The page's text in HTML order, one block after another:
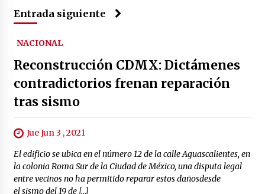
Entrada siguiente
NACIONAL
Reconstrucción CDMX: Dictámenes
contradictorios frenan reparación
tras sismo
Jue Jun 3 , 2021
El edificio se ubica en el número 12 de la calle Aguascalientes, en
la colonia Roma Sur de la Ciudad de México, una disputa legal
entre vecinos no ha permitido reparar estos dañosdesde
el sismo del 19 de […]